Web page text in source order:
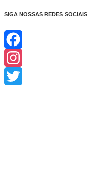
SIGA NOSSAS REDES SOCIAIS
Facebook
Instagram